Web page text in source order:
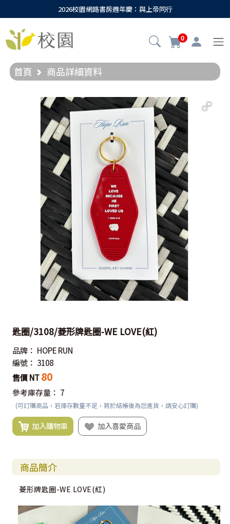
2026校園網路書房週年慶：與上帝同行
0
首頁 商品詳細資料
匙圈/3108/菱形牌匙圈-WE LOVE(紅)
品牌： HOPE RUN
編號： 3108
售價 NT 80
參考庫存量： 7
(可訂購商品，若庫存數量不足，將於結帳後為您進貨，請安心訂購)
加入購物車 加入喜愛商品
商品簡介
菱形牌匙圈-WE LOVE(紅)